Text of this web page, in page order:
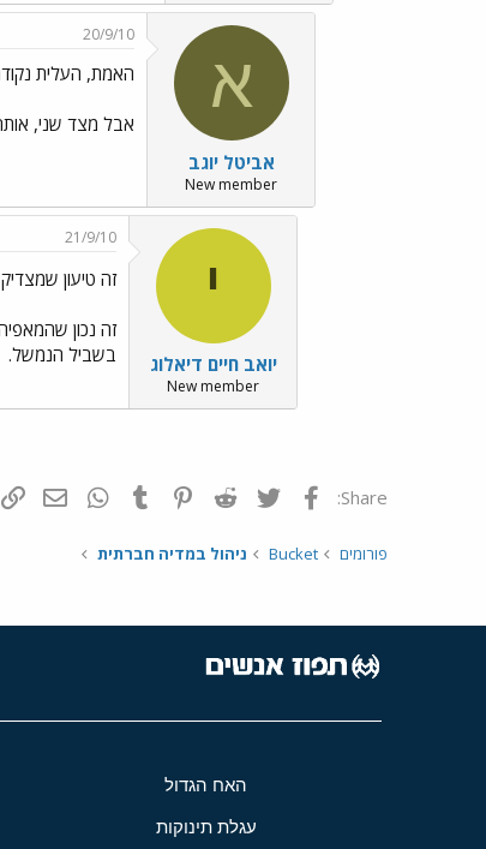
א
אביטל יוגב
New member
20/9/10
האמת, העלית
אבל מצד שני,
י
יואב חיים דיאלוג
New member
21/9/10
זה טיעון
זה נכון
בשביל הנמשל.
Share: פייסבוק Twitter
Reddit
Pinterest
Tumblr
WhatsApp
דואר
פורומים Bucket ניהול במדיה חברתית
האח הגדול
עגלת תינוקות